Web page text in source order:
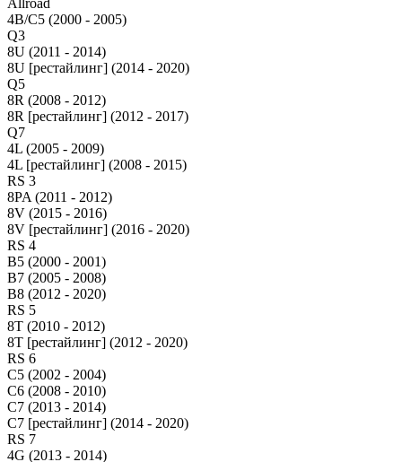
Allroad
4B/C5 (2000 - 2005)
Q3
8U (2011 - 2014)
8U [рестайлинг] (2014 - 2020)
Q5
8R (2008 - 2012)
8R [рестайлинг] (2012 - 2017)
Q7
4L (2005 - 2009)
4L [рестайлинг] (2008 - 2015)
RS 3
8PA (2011 - 2012)
8V (2015 - 2016)
8V [рестайлинг] (2016 - 2020)
RS 4
B5 (2000 - 2001)
B7 (2005 - 2008)
B8 (2012 - 2020)
RS 5
8T (2010 - 2012)
8T [рестайлинг] (2012 - 2020)
RS 6
C5 (2002 - 2004)
C6 (2008 - 2010)
C7 (2013 - 2014)
C7 [рестайлинг] (2014 - 2020)
RS 7
4G (2013 - 2014)